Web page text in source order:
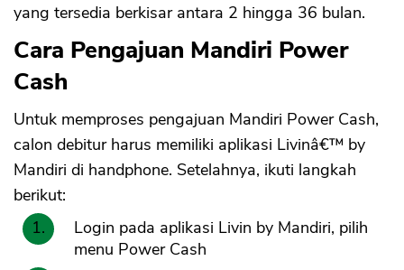
yang tersedia berkisar antara 2 hingga 36 bulan.
Cara Pengajuan Mandiri Power
Cash
Untuk memproses pengajuan Mandiri Power Cash,
calon debitur harus memiliki aplikasi Livinâ€™ by
Mandiri di handphone. Setelahnya, ikuti langkah
berikut:
Login pada aplikasi Livin by Mandiri, pilih
menu Power Cash